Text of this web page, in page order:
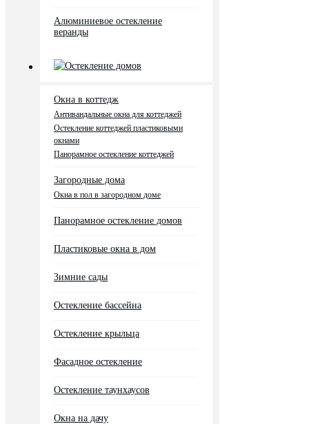
Алюминиевое остекление
веранды
Остекление домов
Окна в коттедж
Антивандальные окна для коттеджей
Остекление коттеджей пластиковыми
окнами
Панорамное остекление коттеджей
Загородные дома
Окна в пол в загородном доме
Панорамное остекление домов
Пластиковые окна в дом
Зимние сады
Остекление бассейна
Остекление крыльца
Фасадное остекление
Остекление таунхаусов
Окна на дачу